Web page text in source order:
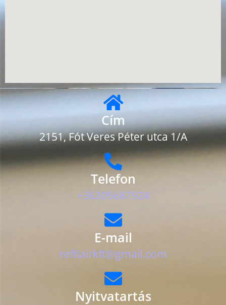
Cím
2151, Fót Veres Péter utca 1/A
Telefon
+36305687924
E-mail
refitairkft@gmail.com
Nyitvatartás